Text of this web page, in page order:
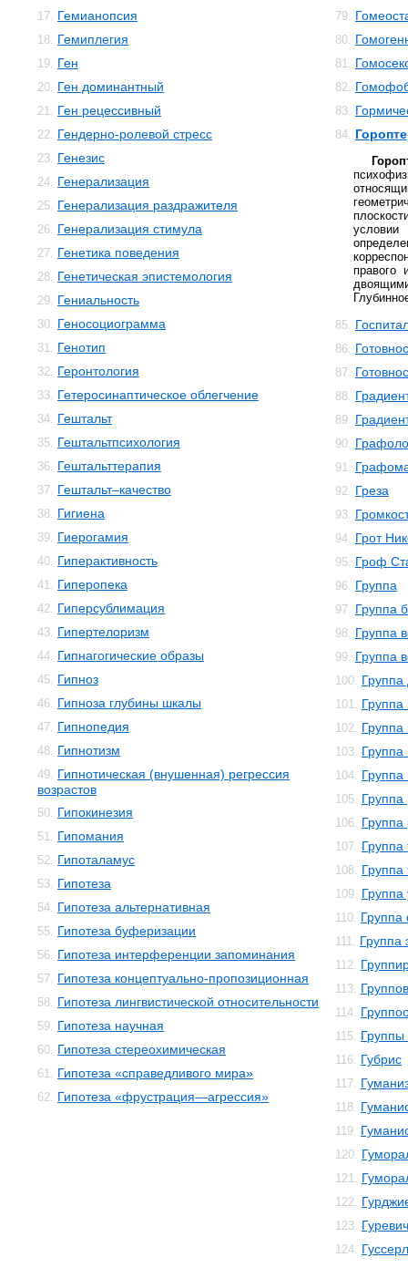
17. Гемианопсия
18. Гемиплегия
19. Ген
20. Ген доминантный
21. Ген рецессивный
22. Гендерно-ролевой стресс
23. Генезис
24. Генерализация
25. Генерализация раздражителя
26. Генерализация стимула
27. Генетика поведения
28. Генетическая эпистемология
29. Гениальность
30. Геносоциограмма
31. Генотип
32. Геронтология
33. Гетеросинаптическое облегчение
34. Гештальт
35. Гештальтпсихология
36. Гештальттерапия
37. Гештальт–качество
38. Гигиена
39. Гиерогамия
40. Гиперактивность
41. Гиперопека
42. Гиперсублимация
43. Гипертелоризм
44. Гипнагогические образы
45. Гипноз
46. Гипноза глубины шкалы
47. Гипнопедия
48. Гипнотизм
49. Гипнотическая (внушенная) регрессия
возрастов
50. Гипокинезия
51. Гипомания
52. Гипоталамус
53. Гипотеза
54. Гипотеза альтернативная
55. Гипотеза буферизации
56. Гипотеза интерференции запоминания
57. Гипотеза концептуально-пропозиционная
58. Гипотеза лингвистической относительности
59. Гипотеза научная
60. Гипотеза стереохимическая
61. Гипотеза «справедливого мира»
62. Гипотеза «фрустрация—агрессия»
79.
80.
81.
82.
83.
84.
правого
85.
86.
87.
88.
89.
90.
91.
92. Греза
93.
94. Грот
95. Гроф
96. Группа
97. Группа
98. Группа
99. Группа
100.
101. Группа
102.
103.
104.
105. Группа
106.
107. Группа
108. Группа
109. Группа
110.
111. Группа
112.
113.
114.
115. Группы
116. Губрис
117.
118.
119.
120.
121.
122.
123.
124.